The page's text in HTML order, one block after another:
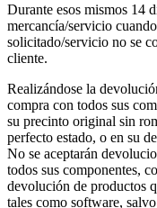
Durante esos mismos 14
mercancía/servicio
solicitado/servicio no se
cliente.
Realizándose la
compra con todos sus
su precinto original sin
perfecto estado, o en su
No se aceptarán
todos sus componentes,
devolución de productos
tales como software,